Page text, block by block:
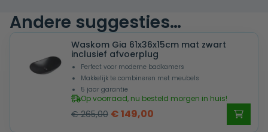
Andere suggesties…
Waskom Gia 61x36x15cm mat zwart
inclusief afvoerplug
Perfect voor moderne badkamers
Makkelijk te combineren met meubels
5 jaar garantie
Op voorraad, nu besteld morgen in huis!
€265,00 Oorspronkelijke
€149,00